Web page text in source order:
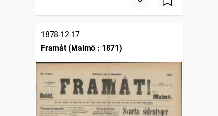
1878-12-17
Framåt (Malmö : 1871)